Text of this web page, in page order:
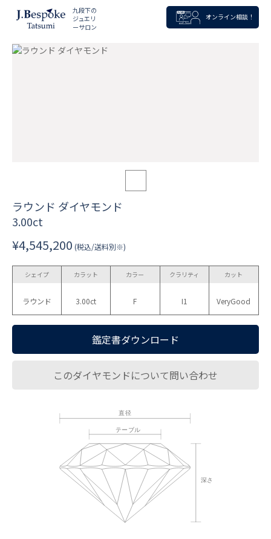
九段下の
ジュエリ
ーサロン
オンライン相談！
ラウンド ダイヤモンド
3.00ct
¥4,545,200 (税込/送料別※)
シェイプ
ラウンド
カラット
3.00ct
カラー
F
クラリティ
I1
カット
VeryGood
鑑定書ダウンロード
このダイヤモンドについて問い合わせ